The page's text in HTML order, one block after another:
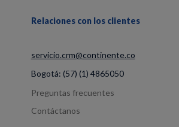
Relaciones con los clientes
servicio.crm@continente.co
Bogotá: (57) (1) 4865050
Preguntas frecuentes
Contáctanos